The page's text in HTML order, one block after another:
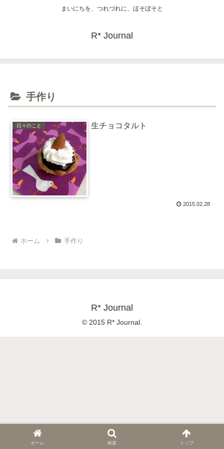
まいにちを、つれづれに、ほそぼそと
R* Journal
手作り
日々のこと 生チョコタルト
2015.02.28
ホーム 手作り
R* Journal
© 2015 R* Journal.
ホーム 検索 トップ